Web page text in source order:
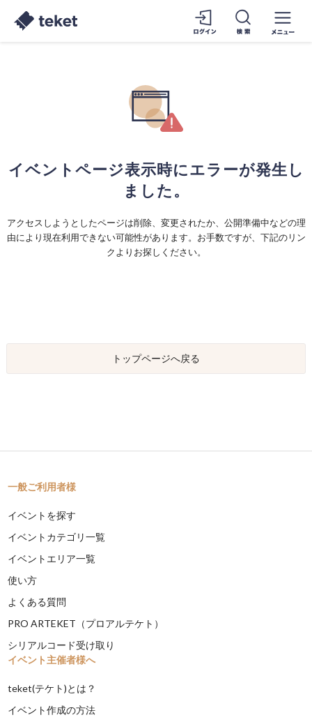
イベントページ表示時にエラーが発生し
ました。
アクセスしようとしたページは削除、変更されたか、公開準備中などの理
由により現在利用できない可能性があります。お手数ですが、下記のリン
クよりお探しください。
トップページへ戻る
一般ご利用者様
イベントを探す
イベントカテゴリ一覧
イベントエリア一覧
使い方
よくある質問
PRO ARTEKET（プロアルテケト）
シリアルコード受け取り
イベント主催者様へ
teket(テケト)とは？
イベント作成の方法